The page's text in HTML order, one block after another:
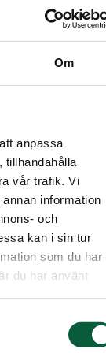
Om
anpassa
tillhandahålla
vår trafik. Vi
information
och
kan i sin tur
som du har
du har använt
mån väljer
valt att
något
av att ordna
ordningar.